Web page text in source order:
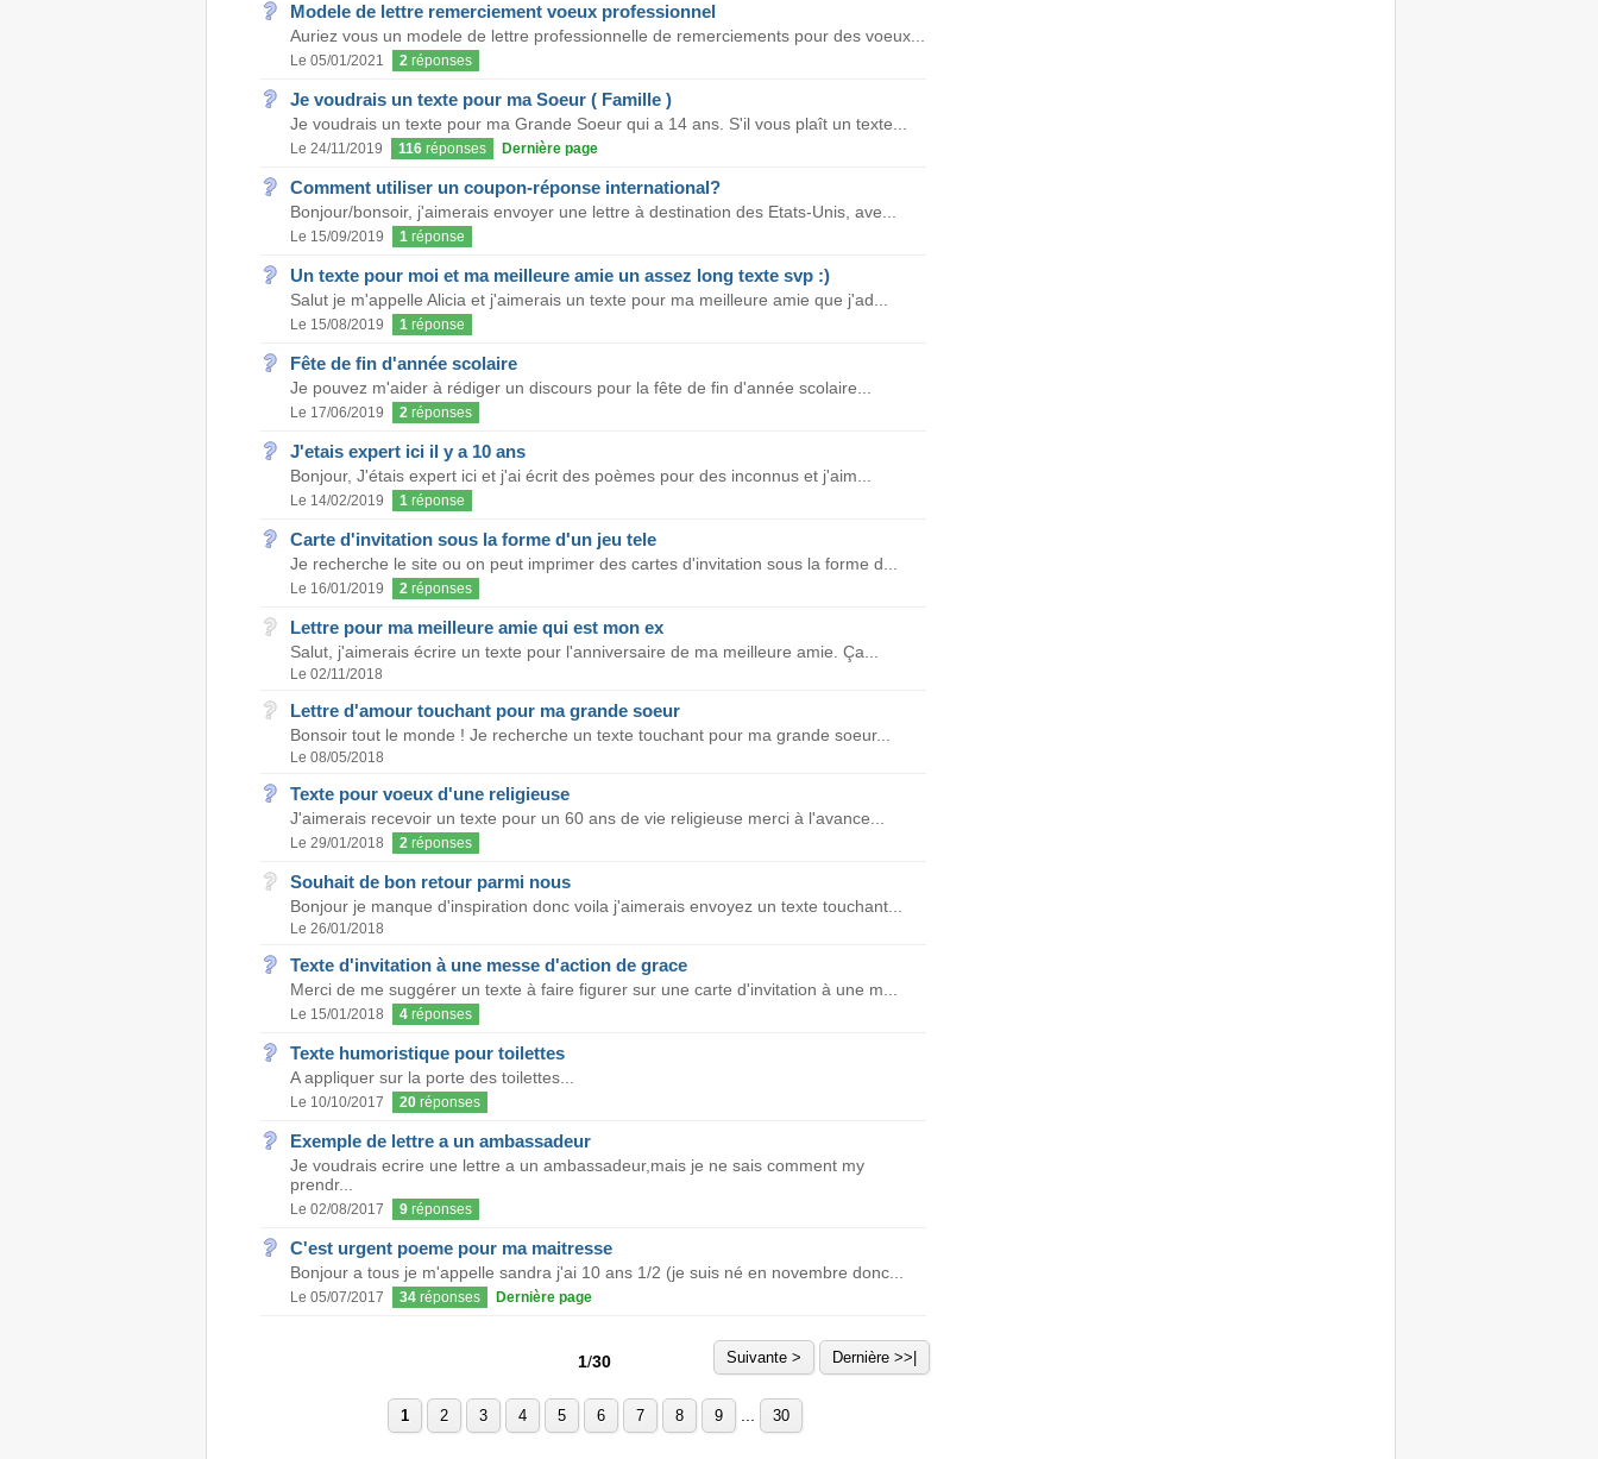
Modele de lettre remerciement voeux professionnel
Auriez vous un modele de lettre professionnelle de remerciements pour des voeux...
Le 05/01/2021 2réponses
Je voudrais un texte pour ma Soeur ( Famille )
Je voudrais un texte pour ma Grande Soeur qui a 14 ans. S'il vous plaît un texte...
Le 24/11/2019 116réponses Dernière page
Comment utiliser un coupon-réponse international?
Bonjour/bonsoir, j'aimerais envoyer une lettre à destination des Etats-Unis, ave...
Le 15/09/2019 1réponse
Un texte pour moi et ma meilleure amie un assez long texte svp :)
Salut je m'appelle Alicia et j'aimerais un texte pour ma meilleure amie que j'ad...
Le 15/08/2019 1réponse
Fête de fin d'année scolaire
Je pouvez m'aider à rédiger un discours pour la fête de fin d'année scolaire...
Le 17/06/2019 2réponses
J'etais expert ici il y a 10 ans
Bonjour, J'étais expert ici et j'ai écrit des poèmes pour des inconnus et j'aim...
Le 14/02/2019 1réponse
Carte d'invitation sous la forme d'un jeu tele
Je recherche le site ou on peut imprimer des cartes d'invitation sous la forme d...
Le 16/01/2019 2réponses
Lettre pour ma meilleure amie qui est mon ex
Salut, j'aimerais écrire un texte pour l'anniversaire de ma meilleure amie. Ça...
Le 02/11/2018
Lettre d'amour touchant pour ma grande soeur
Bonsoir tout le monde ! Je recherche un texte touchant pour ma grande soeur...
Le 08/05/2018
Texte pour voeux d'une religieuse
J'aimerais recevoir un texte pour un 60 ans de vie religieuse merci à l'avance...
Le 29/01/2018 2réponses
Souhait de bon retour parmi nous
Bonjour je manque d'inspiration donc voila j'aimerais envoyez un texte touchant...
Le 26/01/2018
Texte d'invitation à une messe d'action de grace
Merci de me suggérer un texte à faire figurer sur une carte d'invitation à une m...
Le 15/01/2018 4réponses
Texte humoristique pour toilettes
A appliquer sur la porte des toilettes...
Le 10/10/2017 20réponses
Exemple de lettre a un ambassadeur
Je voudrais ecrire une lettre a un ambassadeur,mais je ne sais comment my
prendr...
Le 02/08/2017 9réponses
C'est urgent poeme pour ma maitresse
Bonjour a tous je m'appelle sandra j'ai 10 ans 1/2 (je suis né en novembre donc...
Le 05/07/2017 34réponses Dernière page
1/30 Dernière >>|
Suivante >
1 2 3 4 5 6 7 8 9 30